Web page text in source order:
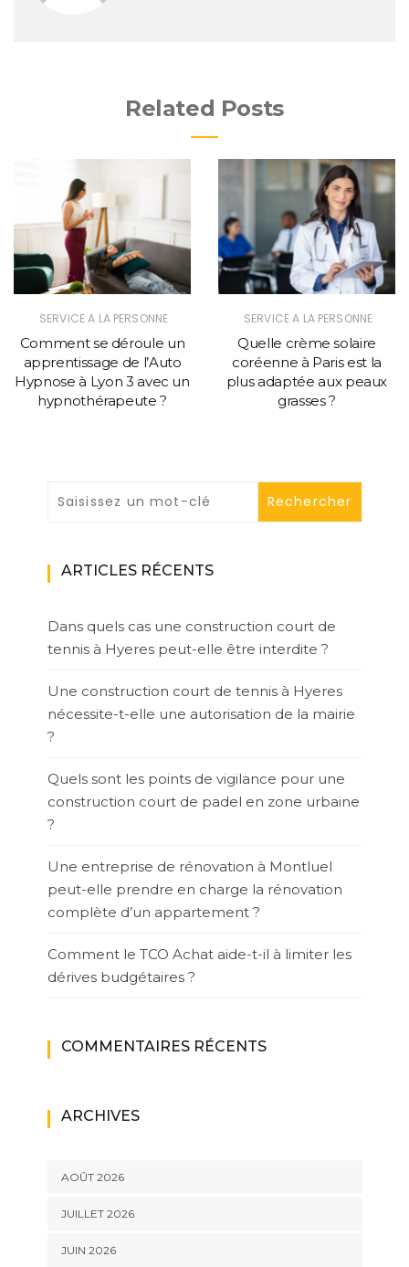
Related Posts
SERVICE A LA PERSONNE
Comment se déroule un
apprentissage de l’Auto
Hypnose à Lyon 3 avec un
hypnothérapeute ?
SERVICE A LA PERSONNE
Quelle crème solaire
coréenne à Paris est la
plus adaptée aux peaux
grasses ?
ARTICLES RÉCENTS
Dans quels cas une construction court de
tennis à Hyeres peut-elle être interdite ?
Une construction court de tennis à Hyeres
nécessite-t-elle une autorisation de la mairie
?
Quels sont les points de vigilance pour une
construction court de padel en zone urbaine
?
Une entreprise de rénovation à Montluel
peut-elle prendre en charge la rénovation
complète d’un appartement ?
Comment le TCO Achat aide-t-il à limiter les
dérives budgétaires ?
COMMENTAIRES RÉCENTS
ARCHIVES
AOÛT 2026
JUILLET 2026
JUIN 2026